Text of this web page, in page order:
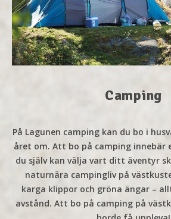
Camping
På Lagunen camping kan du bo i
året om. Att bo på camping innebär
du själv kan välja vart ditt äventyr
naturnära campingliv på
karga klippor och gröna ängar –
avstånd. Att bo på camping på